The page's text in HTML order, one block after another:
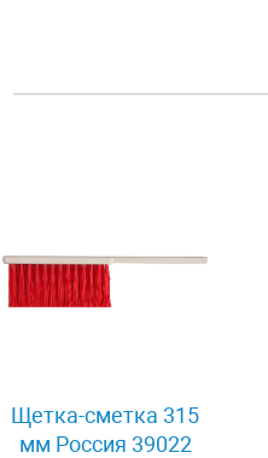
Щетка-сметка 315
мм Россия 39022